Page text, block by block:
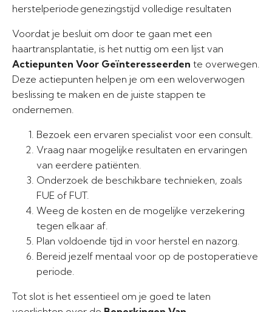
herstelperiode genezingstijd volledige resultaten
Voordat je besluit om door te gaan met een
haartransplantatie, is het nuttig om een lijst van
Actiepunten Voor Geïnteresseerden te overwegen.
Deze actiepunten helpen je om een weloverwogen
beslissing te maken en de juiste stappen te
ondernemen.
Bezoek een ervaren specialist voor een consult.
Vraag naar mogelijke resultaten en ervaringen
van eerdere patiënten.
Onderzoek de beschikbare technieken, zoals
FUE of FUT.
Weeg de kosten en de mogelijke verzekering
tegen elkaar af.
Plan voldoende tijd in voor herstel en nazorg.
Bereid jezelf mentaal voor op de postoperatieve
periode.
Tot slot is het essentieel om je goed te laten